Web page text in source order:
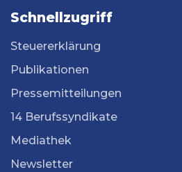
Schnellzugriff
Steuererklärung
Publikationen
Pressemitteilungen
14 Berufssyndikate
Mediathek
Newsletter